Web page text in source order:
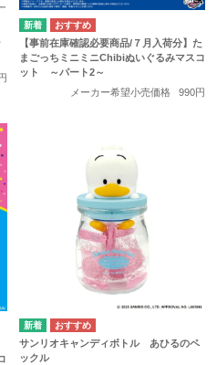
【事前在庫確認必要商品/７月入荷分】た
まごっちミニミニChibiぬいぐるみマスコ
ット ～パート2～
メーカー希望小売価格
990円
サンリオキャンディボトル あひるのペ
ックル